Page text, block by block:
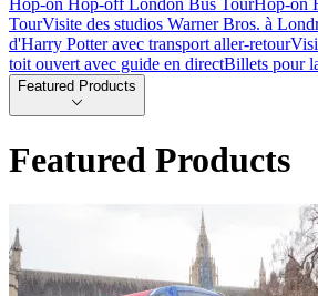
Hop-on Hop-off London Bus TourHop-on
TourVisite des studios Warner Bros. à
d'Harry Potter avec transport aller-retour
toit ouvert avec guide en directBillets pour
Featured Products
Featured Products